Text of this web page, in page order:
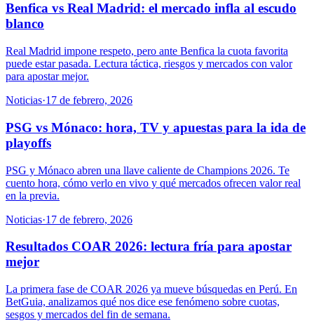
Benfica vs Real Madrid: el mercado infla al escudo
blanco
Real Madrid impone respeto, pero ante Benfica la cuota favorita
puede estar pasada. Lectura táctica, riesgos y mercados con valor
para apostar mejor.
Noticias·17 de febrero, 2026
PSG vs Mónaco: hora, TV y apuestas para la ida de
playoffs
PSG y Mónaco abren una llave caliente de Champions 2026. Te
cuento hora, cómo verlo en vivo y qué mercados ofrecen valor real
en la previa.
Noticias·17 de febrero, 2026
Resultados COAR 2026: lectura fría para apostar
mejor
La primera fase de COAR 2026 ya mueve búsquedas en Perú. En
BetGuia, analizamos qué nos dice ese fenómeno sobre cuotas,
sesgos y mercados del fin de semana.